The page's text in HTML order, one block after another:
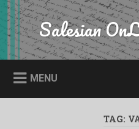
Skip
to
content
Search Salesian
MENU
TAG: